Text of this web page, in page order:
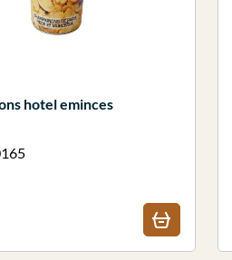
hotel eminces